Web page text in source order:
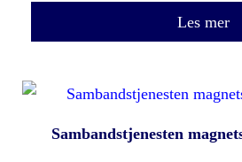
Les mer
Sambandstjenesten